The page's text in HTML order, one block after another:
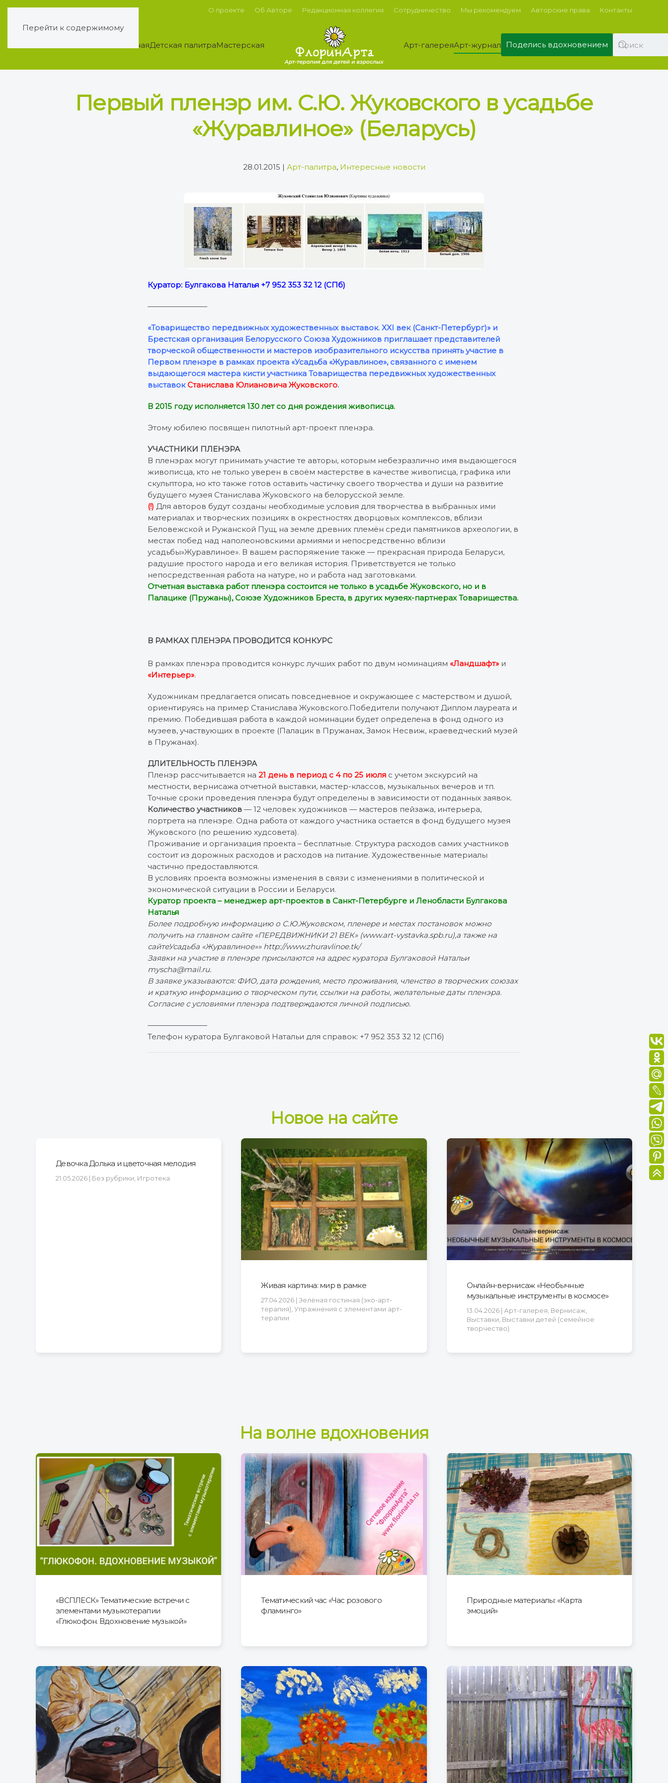
Перейти к содержимому
О проекте Об Авторе Редакционная коллегия Сотрудничество Мы рекомендуем Авторские права Контакты
ГлавнаяДетская палитраМастерская Арт-галереяАрт-журнал Поделись вдохновением
Первый пленэр им. С.Ю. Жуковского в усадьбе
«Журавлиное» (Беларусь)
28.01.2015 | Арт-палитра, Интересные новости
Куратор: Булгакова Наталья +7 952 353 32 12 (СПб)
————————
«Товарищество передвижных художественных выставок. XXI век (Санкт-Петербург)» и
Брестcкая организация Белорусского Союза Художников приглашает представителей
творческой общественности и мастеров изобразительного искусства принять участие в
Первом пленэре в рамках проекта «Усадьба «Журавлиное», связанного с именем
выдающегося мастера кисти участника Товарищества передвижных художественных
выставокСтанислава Юлиановича Жуковского.
В 2015 году исполняется 130 лет со дня рождения живописца.
Этому юбилею посвящен пилотный арт-проект пленэра.
УЧАСТНИКИ ПЛЕНЭРА
В пленэрах могут принимать участие те авторы, которым небезразлично имя выдающегося
живописца, кто не только уверен в своём мастерстве в качестве живописца, графика или
скульптора, но кто также готов оставить частичку своего творчества и души на развитие
будущего музея Станислава Жуковского на белорусской земле.
(!) Для авторов будут созданы необходимые условия для творчества в выбранных ими
материалах и творческих позициях в окрестностях дворцовых комплексов, вблизи
Беловежской и Ружанской Пущ, на земле древних племён среди памятников археологии, в
местах побед над наполеоновскими армиями и непосредственно вблизи
усадьбы»Журавлиное». В вашем распоряжение также — прекрасная природа Беларуси,
радушие простого народа и его великая история. Приветствуется не только
непосредственная работа на натуре, но и работа над заготовками.
Отчетная выставка работ пленэра состоится не только в усадьбе Жуковского, но и в
Палацике (Пружаны), Союзе Художников Бреста, в других музеях-партнерах Товарищества.
В РАМКАХ ПЛЕНЭРА ПРОВОДИТСЯ КОНКУРС
В рамках пленэра проводится конкурс лучших работ по двум номинациям «Ландшафт» и
«Интерьер».
Художникам предлагается описать повседневное и окружающее с мастерством и душой,
ориентируясь на пример Станислава Жуковского.Победители получают Диплом лауреата и
премию. Победившая работа в каждой номинации будет определена в фонд одного из
музеев, участвующих в проекте (Палацик в Пружанах, Замок Несвиж, краеведческий музей
в Пружанах).
ДЛИТЕЛЬНОСТЬ ПЛЕНЭРА
Пленэр рассчитывается на 21 день в период с 4 по 25 июля с учетом экскурсий на
местности, вернисажа отчетной выставки, мастер-классов, музыкальных вечеров и тп.
Точные сроки проведения пленэра будут определены в зависимости от поданных заявок.
Количество участников — 12 человек художников — мастеров пейзажа, интерьера,
портрета на пленэре. Одна работа от каждого участника остается в фонд будущего музея
Жуковского (по решению худсовета).
Проживание и организация проекта – бесплатные. Структура расходов самих участников
состоит из дорожных расходов и расходов на питание. Художественные материалы
частично предоставляются.
В условиях проекта возможны изменения в связи с изменениями в политической и
экономической ситуации в России и Беларуси.
Куратор проекта – менеджер арт-проектов в Санкт-Петербурге и Ленобласти Булгакова
Наталья
Более подробную информацию о С.Ю.Жуковском, пленере и местах постановок можно
получить на главном сайте «ПЕРЕДВИЖНИКИ 21 ВЕК» (www.art-vystavka.spb.ru),а также на
сайтеУсадьба «Журавлиное»» http://www.zhuravlinoe.tk/
Заявки на участие в пленэре присылаются на адрес куратора Булгаковой Натальи
myscha@mail.ru.
В заявке указываются: ФИО, дата рождения, место проживания, членство в творческих союзах
и краткую информацию о творческом пути, ссылки на работы, желательные даты пленэра.
Согласие с условиями пленэра подтверждаются личной подписью.
————————
Телефон куратора Булгаковой Натальи для справок: +7 952 353 32 12 (СПб)
Новое на сайте
Девочка Долька и цветочная мелодия
21.05.2026 | Без рубрики, Игротека
Живая картина: мир в рамке
27.04.2026 | Зелёная гостиная (эко-арт-
терапия), Упражнения с элементами арт-
терапии
Онлайн-вернисаж «Необычные
музыкальные инструменты в космосе»
13.04.2026 | Арт-галерея, Вернисаж,
Выставки, Выставки детей (семейное
творчество)
На волне вдохновения
«ВСПЛЕСК» Тематические встречи с
элементами музыкотерапии
«Глюкофон. Вдохновение музыкой»
Тематический час «Час розового
фламинго»
Природные материалы: «Карта
эмоций»